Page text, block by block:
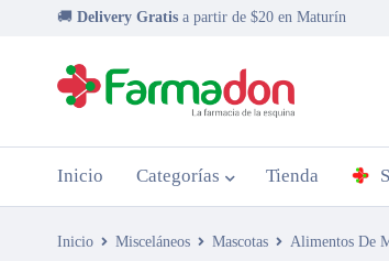
🚚 Delivery Gratis a partir de $20 en Maturín
Inicio Categorías Tienda
Inicio Misceláneos Mascotas Alimentos De